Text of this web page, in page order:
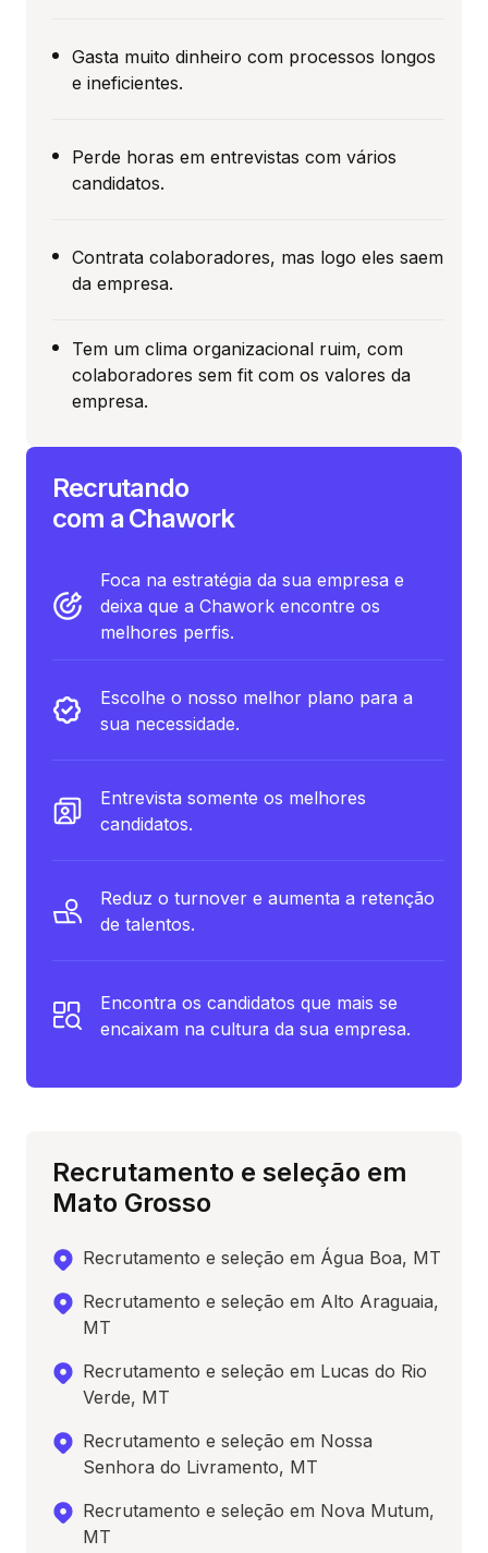
Gasta muito dinheiro com processos longos
e ineficientes.
Perde horas em entrevistas com vários
candidatos.
Contrata colaboradores, mas logo eles saem
da empresa.
Tem um clima organizacional ruim, com
colaboradores sem fit com os valores da
empresa.
Recrutando
com a Chawork
Foca na estratégia da sua empresa e
deixa que a Chawork encontre os
melhores perfis.
Escolhe o nosso melhor plano para a
sua necessidade.
Entrevista somente os melhores
candidatos.
Reduz o turnover e aumenta a retenção
de talentos.
Encontra os candidatos que mais se
encaixam na cultura da sua empresa.
Recrutamento e seleção em
Mato Grosso
Recrutamento e seleção em Água Boa, MT
Recrutamento e seleção em Alto Araguaia,
MT
Recrutamento e seleção em Lucas do Rio
Verde, MT
Recrutamento e seleção em Nossa
Senhora do Livramento, MT
Recrutamento e seleção em Nova Mutum,
MT